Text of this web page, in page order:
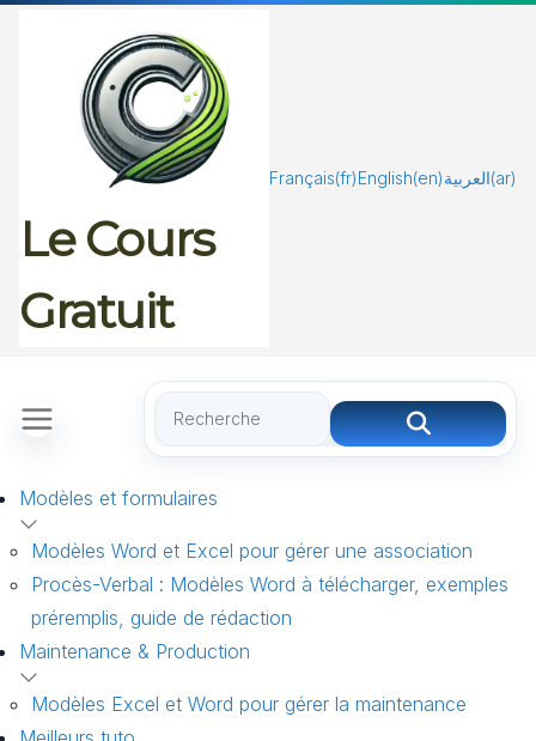
Le Cours
Gratuit
Français(fr) English(en)العربية(ar)
Modèles et formulaires
Modèles Word et Excel pour gérer une association
Procès-Verbal : Modèles Word à télécharger, exemples
préremplis, guide de rédaction
Maintenance & Production
Modèles Excel et Word pour gérer la maintenance